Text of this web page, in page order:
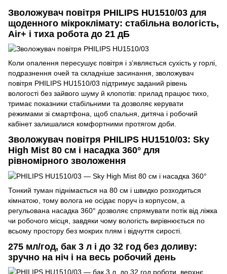
Зволожувач повітря PHILIPS HU1510/03 для
щоденного мікроклімату: стабільна вологість,
Air+ і тиха робота до 21 дБ
Коли опалення пересушує повітря і з’являється сухість у горлі,
подразнення очей та складніше засинання, зволожувач
повітря PHILIPS HU1510/03 підтримує заданий рівень
вологості без зайвого шуму й клопотів: прилад працює тихо,
тримає показники стабільними та дозволяє керувати
режимами зі смартфона, щоб спальня, дитяча і робочий
кабінет залишалися комфортними протягом доби.
Зволожувач повітря PHILIPS HU1510/03: Sky
High Mist 80 см і насадка 360° для
рівномірного зволоження
Тонкий туман піднімається на 80 см і швидко розходиться
кімнатою, тому волога не осідає поруч із корпусом, а
регульована насадка 360° дозволяє спрямувати потік від ліжка
чи робочого місця, завдяки чому вологість вирівнюється по
всьому простору без мокрих плям і відчуття сирості.
275 мл/год, бак 3 л і до 32 год без доливу:
зручно на ніч і на весь робочий день